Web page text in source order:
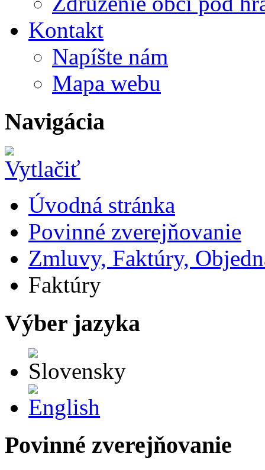
Kontakt
Napíšte nám
Mapa webu
Navigácia
Úvodná stránka
Povinné zverejňovanie
Zmluvy, Faktúry,
Faktúry
Výber jazyka
Povinné zverejňovanie